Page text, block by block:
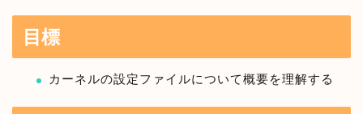
目標
カーネルの設定ファイルについて概要を理解する